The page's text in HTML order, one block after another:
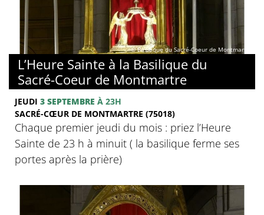
© Basilique du Sacré-Coeur de Montmartre
L’Heure Sainte à la Basilique du
Sacré-Coeur de Montmartre
JEUDI 3 SEPTEMBRE À 23H
SACRÉ-CŒUR DE MONTMARTRE (75018)
Chaque premier jeudi du mois : priez l’Heure
Sainte de 23 h à minuit ( la basilique ferme ses
portes après la prière)